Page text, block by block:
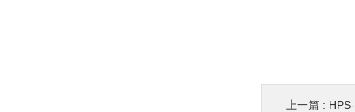
上一篇 :